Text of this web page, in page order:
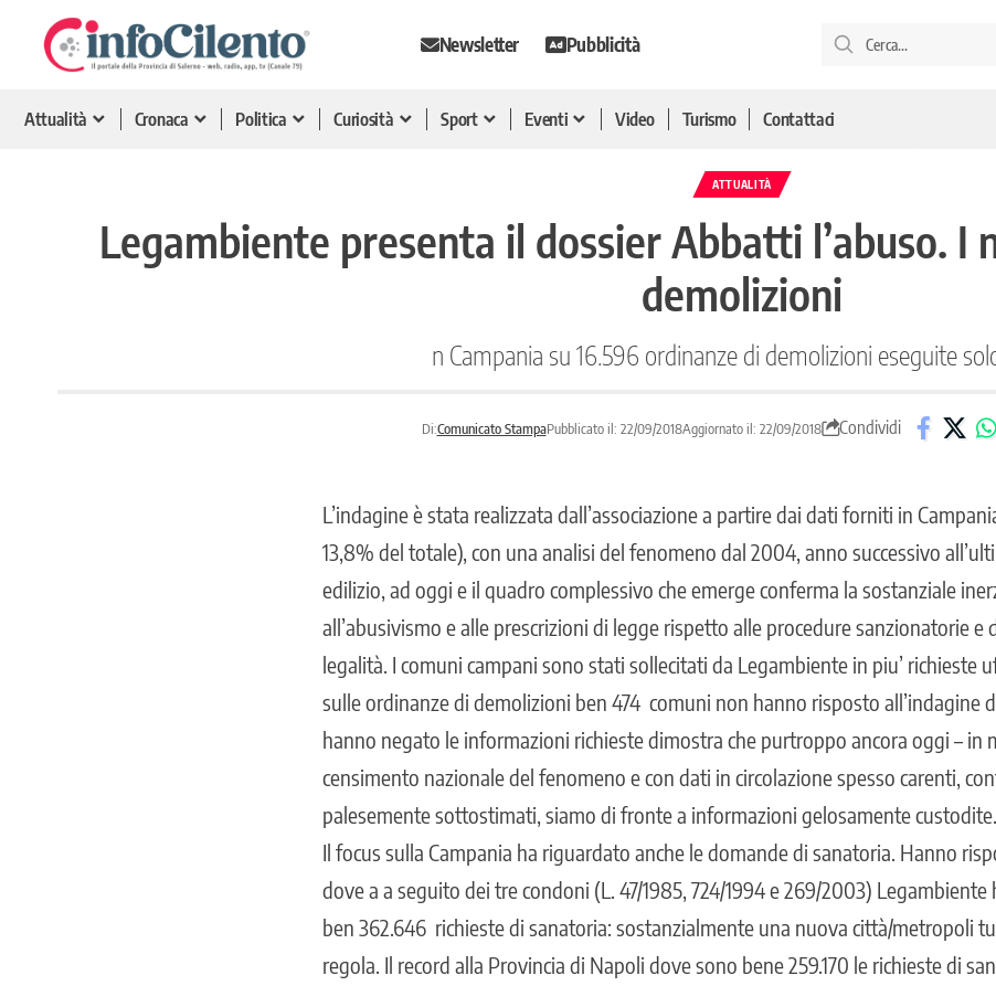
Newsletter Pubblicità
Attualità Cronaca Politica Curiosità Sport Eventi Video Turismo Contattaci
ATTUALITÀ
Legambiente presenta il dossier Abbatti l’abuso. I
demolizioni
n Campania su 16.596 ordinanze di demolizioni eseguite
Di:Comunicato StampaPubblicato il: 22/09/2018Aggiornato il: 22/09/2018 Condividi
L’indagine è stata realizzata dall’associazione a partire dai dati forniti in
13,8% del totale), con una analisi del fenomeno dal 2004, anno successivo
edilizio, ad oggi e il quadro complessivo che emerge conferma la sostanziale
all’abusivismo e alle prescrizioni di legge rispetto alle procedure sanzionatorie e
legalità. I comuni campani sono stati sollecitati da Legambiente in piu’ richieste
sulle ordinanze di demolizioni ben 474 comuni non hanno risposto all’indagine
hanno negato le informazioni richieste dimostra che purtroppo ancora oggi – in
censimento nazionale del fenomeno e con dati in circolazione spesso carenti,
palesemente sottostimati, siamo di fronte a informazioni gelosamente custodite.
Il focus sulla Campania ha riguardato anche le domande di sanatoria. Hanno
dove a a seguito dei tre condoni (L. 47/1985, 724/1994 e 269/2003) Legambiente
ben 362.646 richieste di sanatoria: sostanzialmente una nuova città/metropoli
regola. Il record alla Provincia di Napoli dove sono bene259.170 le richieste di